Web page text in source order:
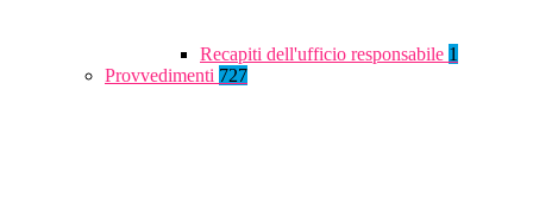
Recapiti dell'ufficio responsabile 1
Provvedimenti 727